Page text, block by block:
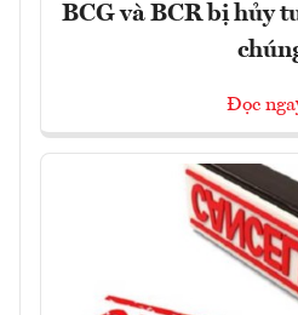
BCG và BCR bị hủy
Đọc